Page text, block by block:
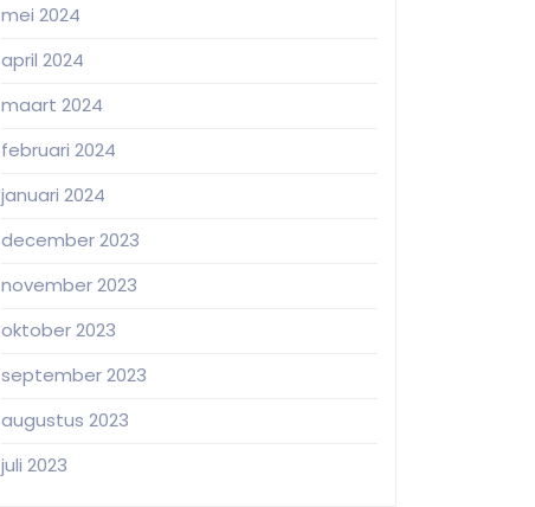
mei 2024
april 2024
maart 2024
februari 2024
januari 2024
december 2023
november 2023
oktober 2023
september 2023
augustus 2023
juli 2023